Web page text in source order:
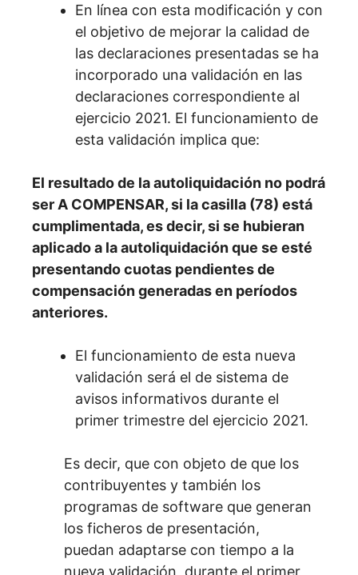
En línea con esta modificación y con
el objetivo de mejorar la calidad de
las declaraciones presentadas se ha
incorporado una validación en las
declaraciones correspondiente al
ejercicio 2021. El funcionamiento de
esta validación implica que:
El resultado de la autoliquidación no podrá
ser A COMPENSAR, si la casilla (78) está
cumplimentada, es decir, si se hubieran
aplicado a la autoliquidación que se esté
presentando cuotas pendientes de
compensación generadas en períodos
anteriores.
El funcionamiento de esta nueva
validación será el de sistema de
avisos informativos durante el
primer trimestre del ejercicio 2021.
Es decir, que con objeto de que los
contribuyentes y también los
programas de software que generan
los ficheros de presentación,
puedan adaptarse con tiempo a la
nueva validación, durante el primer